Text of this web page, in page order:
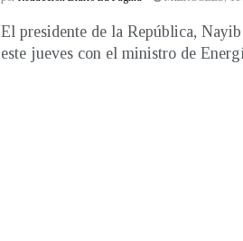
El presidente de la República,
este jueves con el ministro de